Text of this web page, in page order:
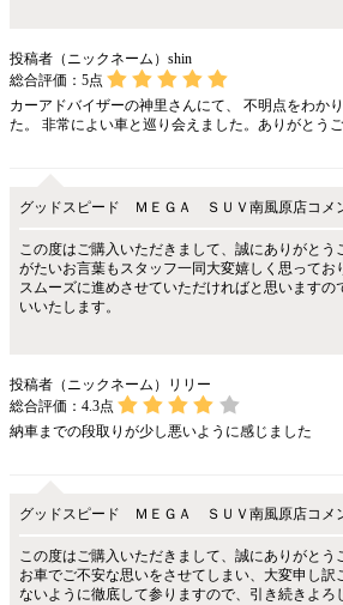
投稿者（ニックネーム）shin
総合評価： 5点
カーアドバイザーの神里さんにて、 不明点をわか
た。 非常によい車と巡り会えました。ありがとうご
グッドスピード ＭＥＧＡ ＳＵＶ南風原店コメ
この度はご購入いただきまして、誠にありがとう
がたいお言葉もスタッフ一同大変嬉しく思ってお
スムーズに進めさせていただければと思いますの
いいたします。
投稿者（ニックネーム）リリー
総合評価： 4.3点
納車までの段取りが少し悪いように感じました
グッドスピード ＭＥＧＡ ＳＵＶ南風原店コメ
この度はご購入いただきまして、誠にありがとう
お車でご不安な思いをさせてしまい、大変申し訳
ないように徹底して参りますので、引き続きよろ